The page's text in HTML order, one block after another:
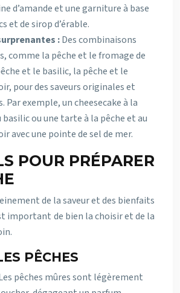
d’amande et une garniture à base
et de sirop d’érable.
:Des combinaisons
comme la pêche et le fromage de
et le basilic, la pêche et le
pour des saveurs originales et
Par exemple, un cheesecake à la
basilic ou une tarte à la pêche et au
avec une pointe de sel de mer.
POUR PRÉPARER
de la saveur et des bienfaits
important de bien la choisir et de la
PÊCHES
pêches mûres sont légèrement